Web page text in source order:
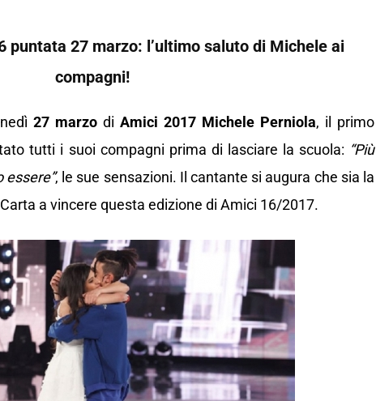
puntata 27 marzo: l’ultimo saluto di Michele ai
compagni!
27 marzo di Amici 2017 Michele Perniola, il primo
tutti i suoi compagni prima di lasciare la scuola: “Più
essere”, le sue sensazioni. Il cantante si augura che sia la
a vincere questa edizione di Amici 16/2017.